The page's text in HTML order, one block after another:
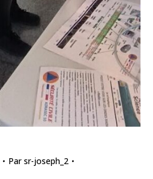
Parsr-joseph_2